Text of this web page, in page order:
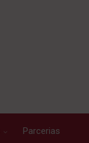
Parcerias